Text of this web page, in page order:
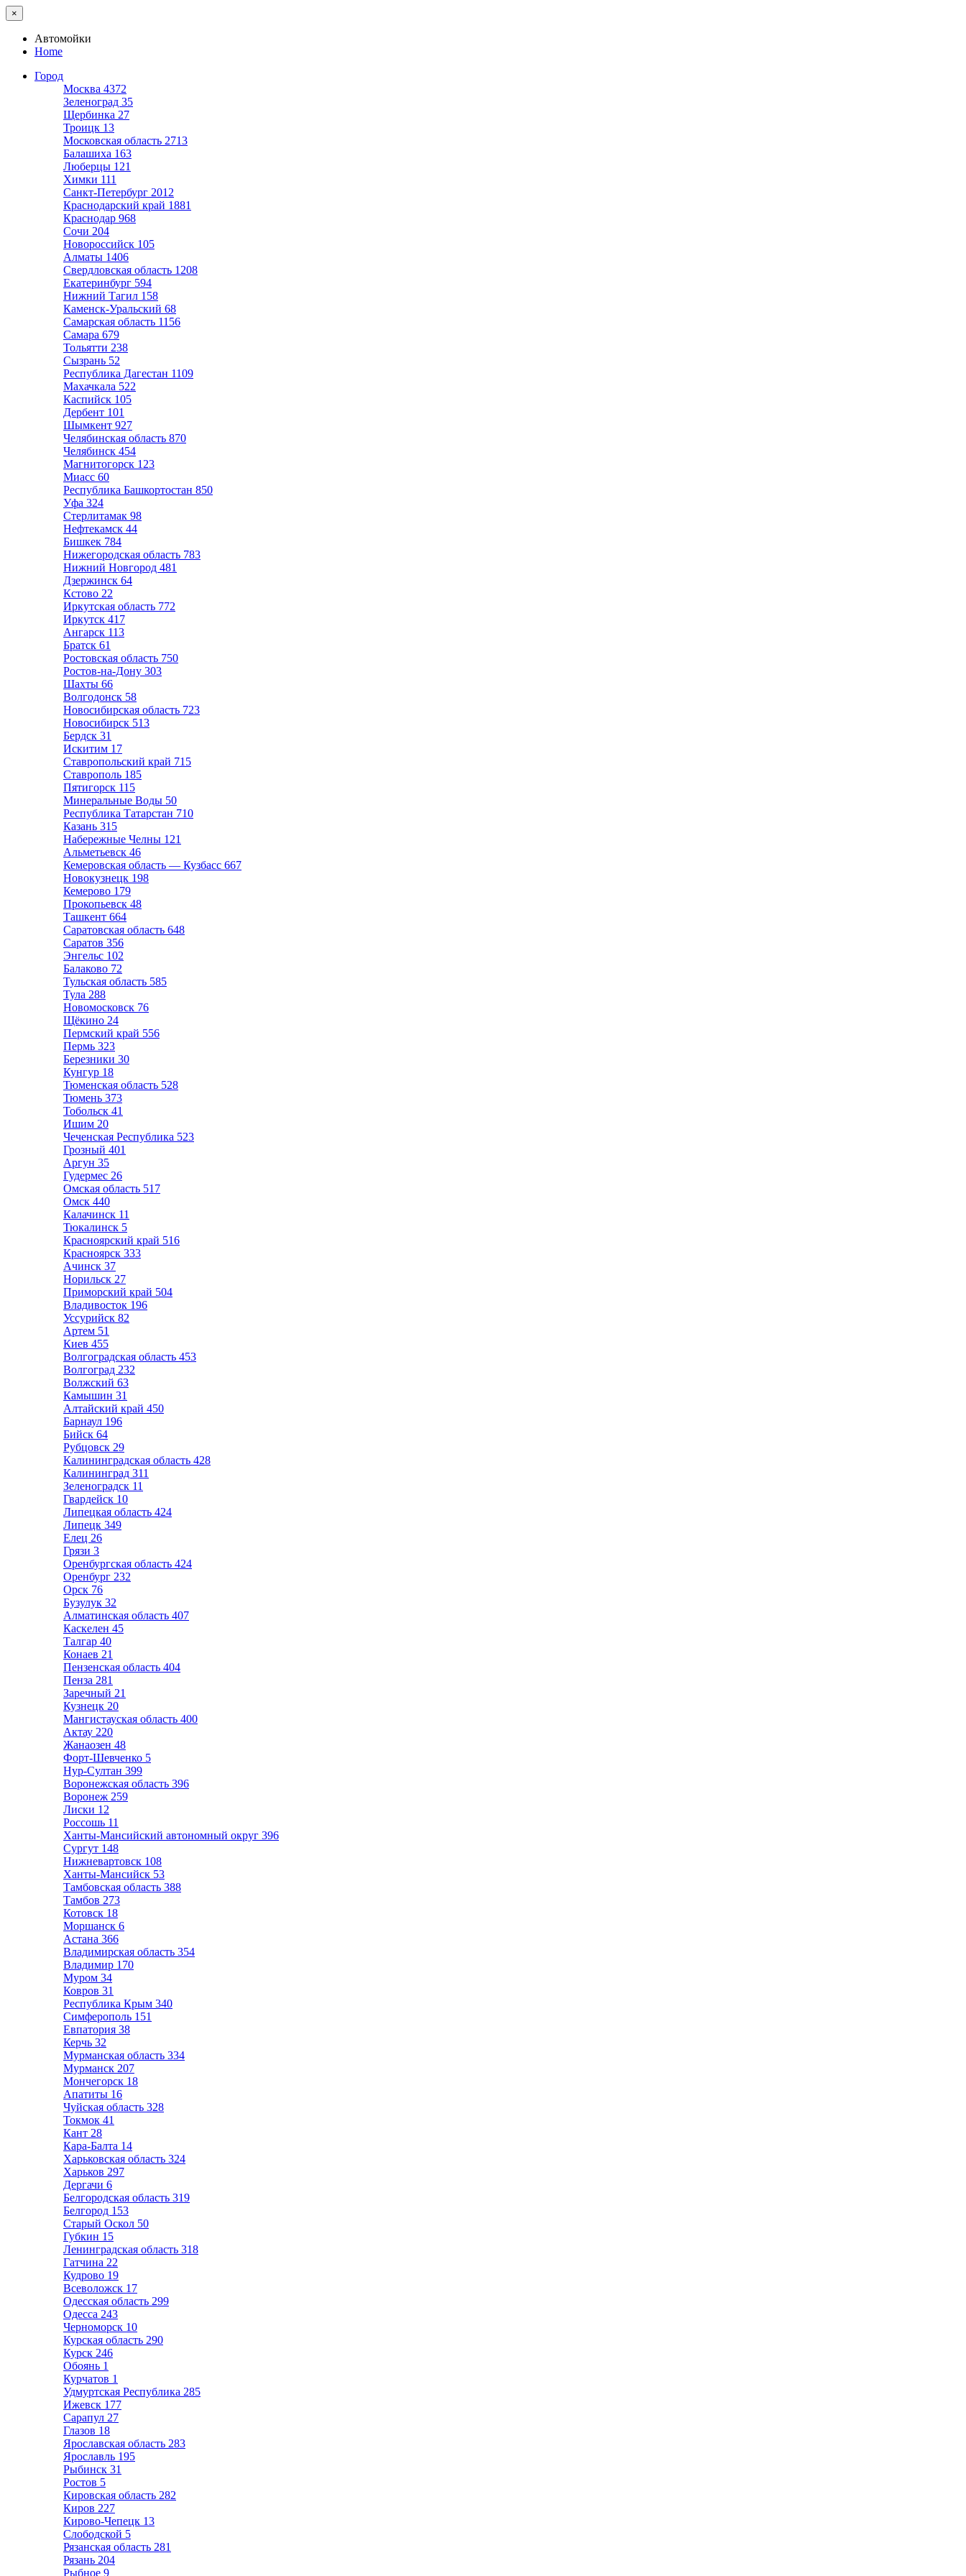
×
Автомойки
Home
Город
Москва 4372
Зеленоград 35
Щербинка 27
Троицк 13
Московская область 2713
Балашиха 163
Люберцы 121
Химки 111
Санкт-Петербург 2012
Краснодарский край 1881
Краснодар 968
Сочи 204
Новороссийск 105
Алматы 1406
Свердловская область 1208
Екатеринбург 594
Нижний Тагил 158
Каменск-Уральский 68
Самарская область 1156
Самара 679
Тольятти 238
Сызрань 52
Республика Дагестан 1109
Махачкала 522
Каспийск 105
Дербент 101
Шымкент 927
Челябинская область 870
Челябинск 454
Магнитогорск 123
Миасс 60
Республика Башкортостан 850
Уфа 324
Стерлитамак 98
Нефтекамск 44
Бишкек 784
Нижегородская область 783
Нижний Новгород 481
Дзержинск 64
Кстово 22
Иркутская область 772
Иркутск 417
Ангарск 113
Братск 61
Ростовская область 750
Ростов-на-Дону 303
Шахты 66
Волгодонск 58
Новосибирская область 723
Новосибирск 513
Бердск 31
Искитим 17
Ставропольский край 715
Ставрополь 185
Пятигорск 115
Минеральные Воды 50
Республика Татарстан 710
Казань 315
Набережные Челны 121
Альметьевск 46
Кемеровская область — Кузбасс 667
Новокузнецк 198
Кемерово 179
Прокопьевск 48
Ташкент 664
Саратовская область 648
Саратов 356
Энгельс 102
Балаково 72
Тульская область 585
Тула 288
Новомосковск 76
Щёкино 24
Пермский край 556
Пермь 323
Березники 30
Кунгур 18
Тюменская область 528
Тюмень 373
Тобольск 41
Ишим 20
Чеченская Республика 523
Грозный 401
Аргун 35
Гудермес 26
Омская область 517
Омск 440
Калачинск 11
Тюкалинск 5
Красноярский край 516
Красноярск 333
Ачинск 37
Норильск 27
Приморский край 504
Владивосток 196
Уссурийск 82
Артем 51
Киев 455
Волгоградская область 453
Волгоград 232
Волжский 63
Камышин 31
Алтайский край 450
Барнаул 196
Бийск 64
Рубцовск 29
Калининградская область 428
Калининград 311
Зеленоградск 11
Гвардейск 10
Липецкая область 424
Липецк 349
Елец 26
Грязи 3
Оренбургская область 424
Оренбург 232
Орск 76
Бузулук 32
Алматинская область 407
Каскелен 45
Талгар 40
Конаев 21
Пензенская область 404
Пенза 281
Заречный 21
Кузнецк 20
Мангистауская область 400
Актау 220
Жанаозен 48
Форт-Шевченко 5
Нур-Султан 399
Воронежская область 396
Воронеж 259
Лиски 12
Россошь 11
Ханты-Мансийский автономный округ 396
Сургут 148
Нижневартовск 108
Ханты-Мансийск 53
Тамбовская область 388
Тамбов 273
Котовск 18
Моршанск 6
Астана 366
Владимирская область 354
Владимир 170
Муром 34
Ковров 31
Республика Крым 340
Симферополь 151
Евпатория 38
Керчь 32
Мурманская область 334
Мурманск 207
Мончегорск 18
Апатиты 16
Чуйская область 328
Токмок 41
Кант 28
Кара-Балта 14
Харьковская область 324
Харьков 297
Дергачи 6
Белгородская область 319
Белгород 153
Старый Оскол 50
Губкин 15
Ленинградская область 318
Гатчина 22
Кудрово 19
Всеволожск 17
Одесская область 299
Одесса 243
Черноморск 10
Курская область 290
Курск 246
Обоянь 1
Курчатов 1
Удмуртская Республика 285
Ижевск 177
Сарапул 27
Глазов 18
Ярославская область 283
Ярославль 195
Рыбинск 31
Ростов 5
Кировская область 282
Киров 227
Кирово-Чепецк 13
Слободской 5
Рязанская область 281
Рязань 204
Рыбное 9